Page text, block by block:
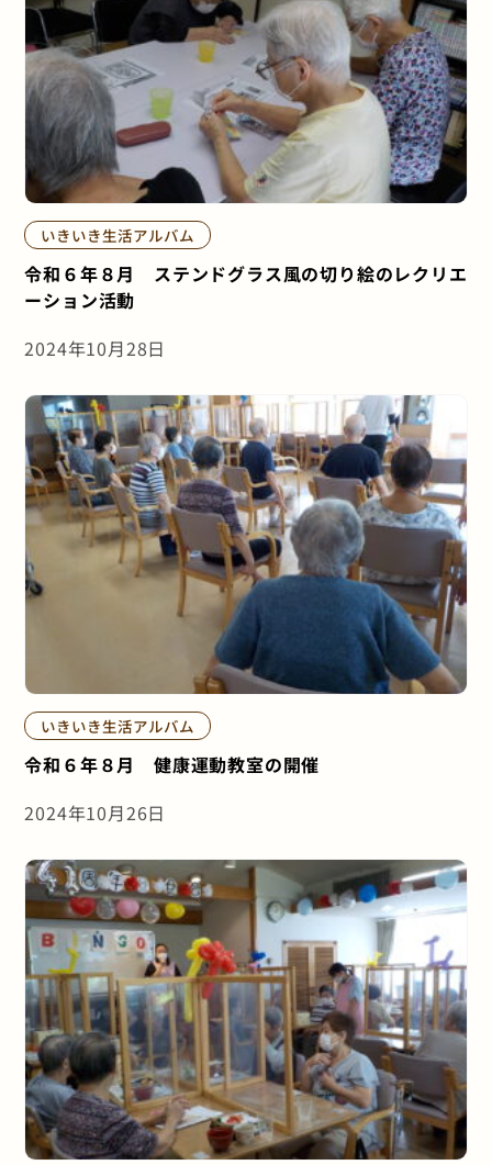
いきいき生活アルバム
令和６年８月 ステンドグラス風の切り絵のレクリエ
ーション活動
2024年10月28日
いきいき生活アルバム
令和６年８月 健康運動教室の開催
2024年10月26日